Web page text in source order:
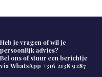
Heb je vragen of wil je
persoonlijk advies?
Bel ons of stuur een berichtje
via WhatsApp +316 2138 9287